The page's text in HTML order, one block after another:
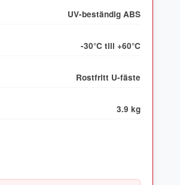
UV-beständig ABS
-30°C till +60°C
Rostfritt U-fäste
3.9 kg